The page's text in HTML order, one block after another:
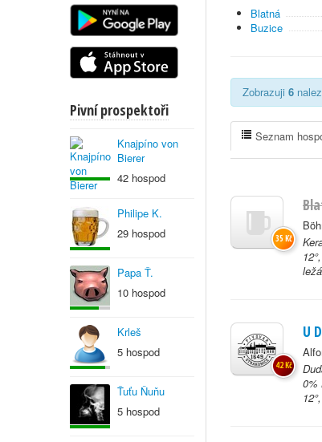
Pivní prospektoři
Knajpíno von
Bierer
42 hospod
Philipe K.
29 hospod
Papa Ť.
10 hospod
Krleš
5 hospod
Ťuťu Ňuňu
5 hospod
Blatná
Buzice
Zobrazuji 6
Seznam
35 Kč
U
0%
42 Kč